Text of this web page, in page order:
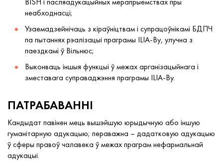
неабходнасці;
Узаемадзейнічаць з кіраўніцтвам і супрацоўнікамі БДПЧ
па пытаннях рэалізацыі праграмы ILIA-By, улучна з
паездкамі ў Вільнюс;
Выконваць іншыя функцыі ў межах арганізацыйнага і
зместавага суправаджэння праграмы ILIA-By.
ПАТРАБАВАННІ
Кандыдат павінен мець вышэйшую юрыдычную або іншую
гуманітарную адукацыю; пераважна – дадатковую адукацыю
ў сферы правоў чалавека ў межах праграм нефармальнай
адукацыі.